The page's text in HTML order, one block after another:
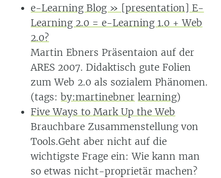
e-Learning Blog » [presentation] E-
Learning 2.0 = e-Learning 1.0 + Web
2.0?
Martin Ebners Präsentaion auf der
ARES 2007. Didaktisch gute Folien
zum Web 2.0 als sozialem Phänomen.
(tags:by:martinebner learning)
Five Ways to Mark Up the Web
Brauchbare Zusammenstellung von
Tools.Geht aber nicht auf die
wichtigste Frage ein: Wie kann man
so etwas nicht-proprietär machen?